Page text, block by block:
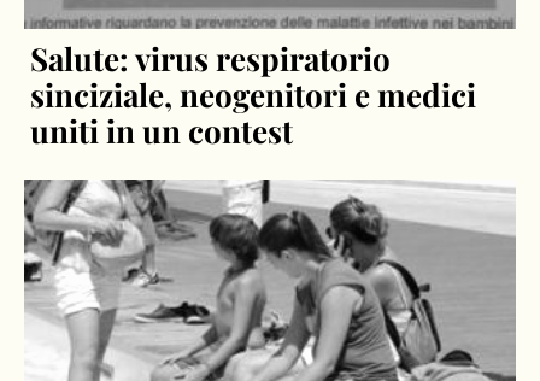
Salute: virus respiratorio
sinciziale, neogenitori e medici
uniti in un contest